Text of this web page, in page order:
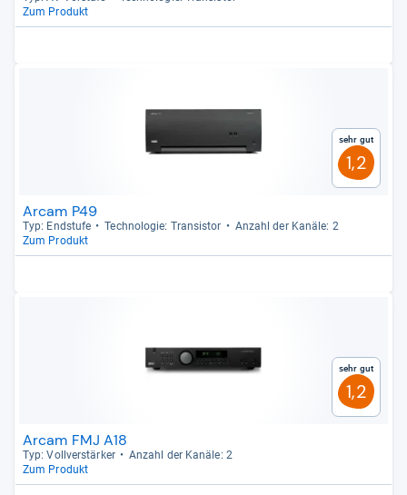
Zum Produkt
Sehr gut
1,2
Arcam P49
Typ: End­stufe Tech­no­lo­gie: Tran­sis­tor
Anzahl der Kanäle: 2
Zum Produkt
Sehr gut
1,2
Arcam FMJ A18
Typ: Voll­ver­stär­ker
Anzahl der Kanäle: 2
Zum Produkt